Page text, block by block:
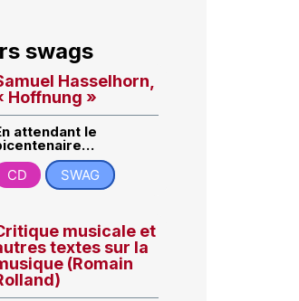
swags
Hasselhorn,
Hoffnung »
attendant le
CD
SWAG
musicale et
textes sur la
(Romain